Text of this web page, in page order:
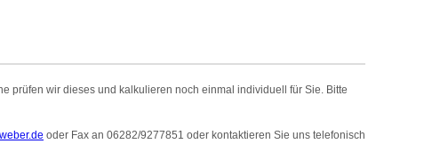
prüfen wir dieses und kalkulieren noch einmal individuell für Sie. Bitte
oder Fax an 06282/9277851 oder kontaktieren Sie uns telefonisch